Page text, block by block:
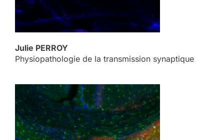
Julie PERROY
Physiopathologie de la transmission synaptique